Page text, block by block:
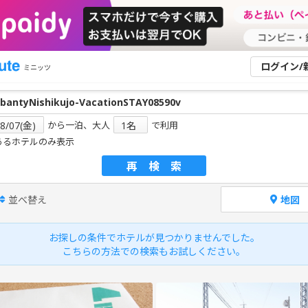
ミニッツ ログイン/
から一泊、大人
で利用
るホテルのみ表示
再検索
並べ替え 地図
お探しの条件でホテルが見つかりませんでした。
こちらの方法での検索もお試しください。